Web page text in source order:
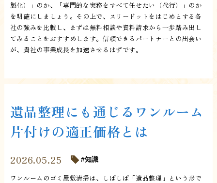
製化）」のか、「専門的な実務をすべて任せたい（代行）」のか
を明確にしましょう。その上で、スリードットをはじめとする各
社の強みを比較し、まずは無料相談や資料請求から一歩踏み出し
てみることをおすすめします。信頼できるパートナーとの出会い
が、貴社の事業成長を加速させるはずです。
遺品整理にも通じるワンルーム
片付けの適正価格とは
2026.05.25 知識
ワンルームのゴミ屋敷清掃は、しばしば「遺品整理」という形で